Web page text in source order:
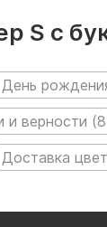
S с
и верности
Доставка